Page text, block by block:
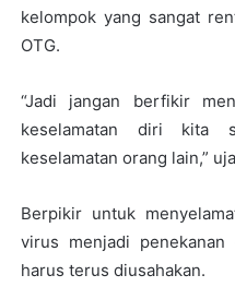
kelompok yang sangat
OTG.
“Jadi jangan berfikir
keselamatan diri kita
keselamatan orang lain,”
Berpikir untuk
virus menjadi
harus terus diusahakan.